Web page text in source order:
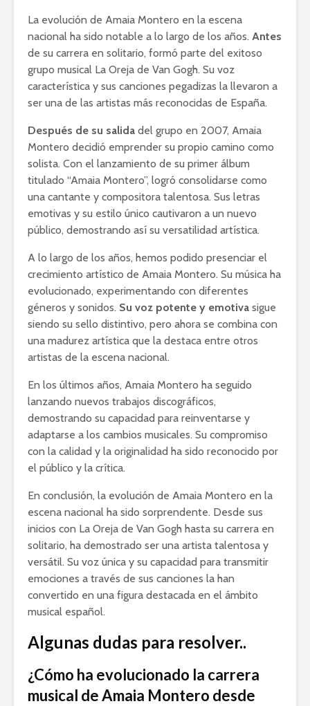
La evolución de Amaia Montero en la escena
nacional ha sido notable a lo largo de los años. Antes
de su carrera en solitario, formó parte del exitoso
grupo musical La Oreja de Van Gogh. Su voz
característica y sus canciones pegadizas la llevaron a
ser una de las artistas más reconocidas de España.
Después de su salida del grupo en 2007, Amaia
Montero decidió emprender su propio camino como
solista. Con el lanzamiento de su primer álbum
titulado “Amaia Montero”, logró consolidarse como
una cantante y compositora talentosa. Sus letras
emotivas y su estilo único cautivaron a un nuevo
público, demostrando así su versatilidad artística.
A lo largo de los años, hemos podido presenciar el
crecimiento artístico de Amaia Montero. Su música ha
evolucionado, experimentando con diferentes
géneros y sonidos. Su voz potente y emotiva sigue
siendo su sello distintivo, pero ahora se combina con
una madurez artística que la destaca entre otros
artistas de la escena nacional.
En los últimos años, Amaia Montero ha seguido
lanzando nuevos trabajos discográficos,
demostrando su capacidad para reinventarse y
adaptarse a los cambios musicales. Su compromiso
con la calidad y la originalidad ha sido reconocido por
el público y la crítica.
En conclusión, la evolución de Amaia Montero en la
escena nacional ha sido sorprendente. Desde sus
inicios con La Oreja de Van Gogh hasta su carrera en
solitario, ha demostrado ser una artista talentosa y
versátil. Su voz única y su capacidad para transmitir
emociones a través de sus canciones la han
convertido en una figura destacada en el ámbito
musical español.
Algunas dudas para resolver..
¿Cómo ha evolucionado la carrera
musical de Amaia Montero desde